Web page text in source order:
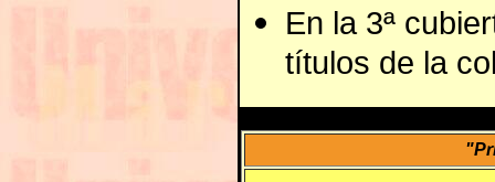
En la 3ª
títulos de la